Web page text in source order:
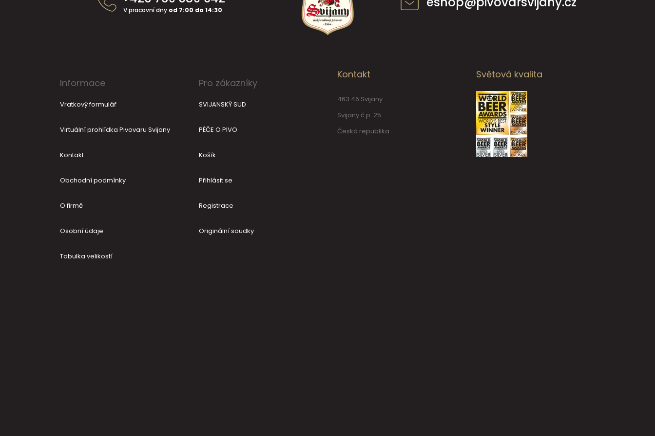
V pracovní dny od 7:00 do 14:30.
Informace
Vratkový formulář
Virtuální prohlídka Pivovaru Svijany
Kontakt
Obchodní podmínky
O firmě
Osobní údaje
Tabulka velikostí
Pro zákazníky
SVIJANSKÝ SUD
PÉČE O PIVO
Košík
Přihlásit se
Registrace
Originální soudky
Kontakt
463 46 Svijany
Svijany č.p. 25
Česká republika
Světová kvalita